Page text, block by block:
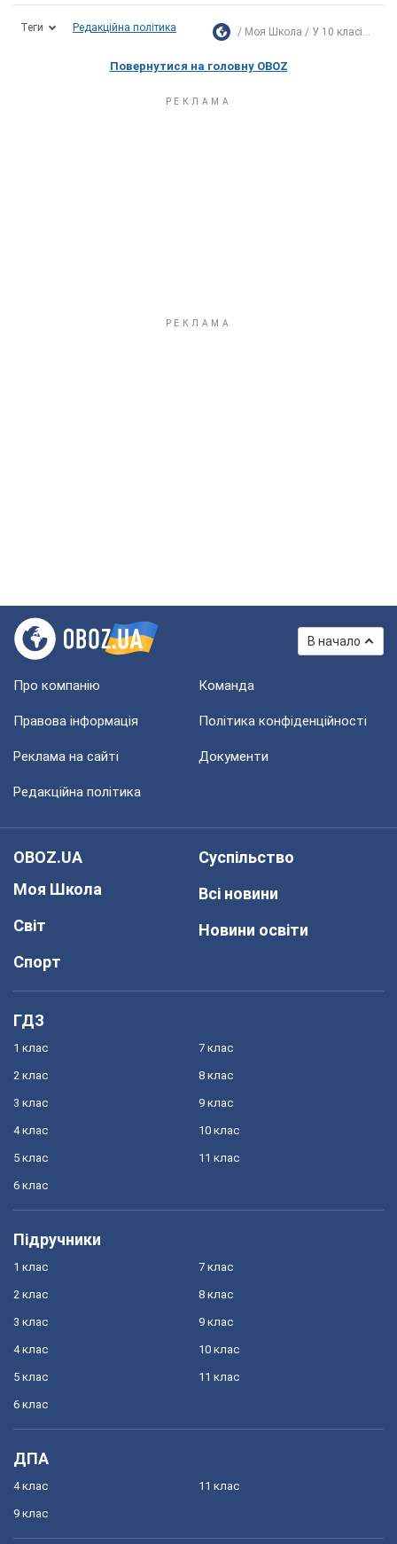
Теги Редакційна політика Моя Школа У 10 класі...
Повернутися на головну OBOZ
В начало
Про компанію Команда
Правова інформація Політика конфіденційності
Реклама на сайті Документи
Редакційна політика
OBOZ.UA
Моя Школа
Світ
Спорт
Суспільство
Всі новини
Новини освіти
ГДЗ
1 клас
2 клас
3 клас
4 клас
5 клас
6 клас
7 клас
8 клас
9 клас
10 клас
11 клас
Підручники
1 клас
2 клас
3 клас
4 клас
5 клас
6 клас
7 клас
8 клас
9 клас
10 клас
11 клас
ДПА
4 клас
9 клас
11 клас